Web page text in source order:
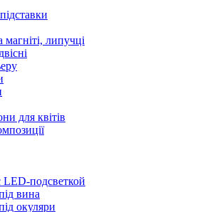
липучці
для квітів
подсветкой
вина
окуляри